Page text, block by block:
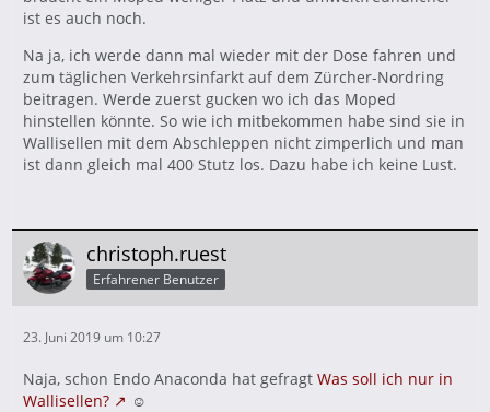
ist es auch noch.
Na ja, ich werde dann mal wieder mit der Dose fahren und
zum täglichen Verkehrsinfarkt auf dem Zürcher-Nordring
beitragen. Werde zuerst gucken wo ich das Moped
hinstellen könnte. So wie ich mitbekommen habe sind sie in
Wallisellen mit dem Abschleppen nicht zimperlich und man
ist dann gleich mal 400 Stutz los. Dazu habe ich keine Lust.
christoph.ruest
Erfahrener Benutzer
23. Juni 2019 um 10:27
Naja, schon Endo Anaconda hat gefragt Was soll ich nur in
Wallisellen?
☺️